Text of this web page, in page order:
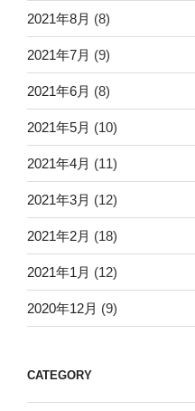
2021年8月 (8)
2021年7月 (9)
2021年6月 (8)
2021年5月 (10)
2021年4月 (11)
2021年3月 (12)
2021年2月 (18)
2021年1月 (12)
2020年12月 (9)
CATEGORY